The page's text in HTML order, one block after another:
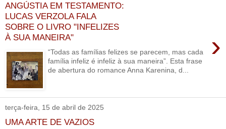
ANGÚSTIA EM TESTAMENTO:
LUCAS VERZOLA FALA
SOBRE O LIVRO "INFELIZES
À SUA MANEIRA"
›
“Todas as famílias felizes se parecem, mas cada
família infeliz é infeliz à sua maneira”. Esta frase
de abertura do romance Anna Karenina, d...
terça-feira, 15 de abril de 2025
UMA ARTE DE VAZIOS